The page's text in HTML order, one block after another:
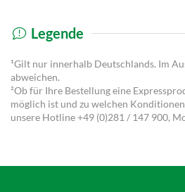
Legende
¹Gilt nur innerhalb Deutschlands. Im
abweichen.
²Ob für Ihre Bestellung eine
möglich ist und zu welchen
unsere Hotline+49 (0)281 / 147 900,